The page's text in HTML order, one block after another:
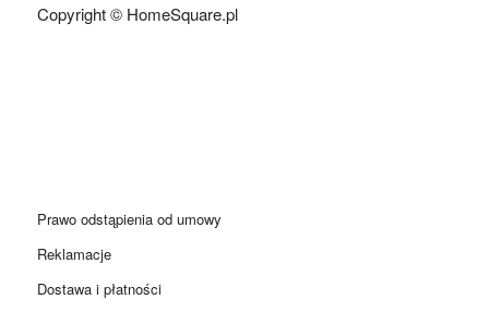
Copyright © HomeSquare.pl
Prawo odstąpienia od umowy
Reklamacje
Dostawa i płatności